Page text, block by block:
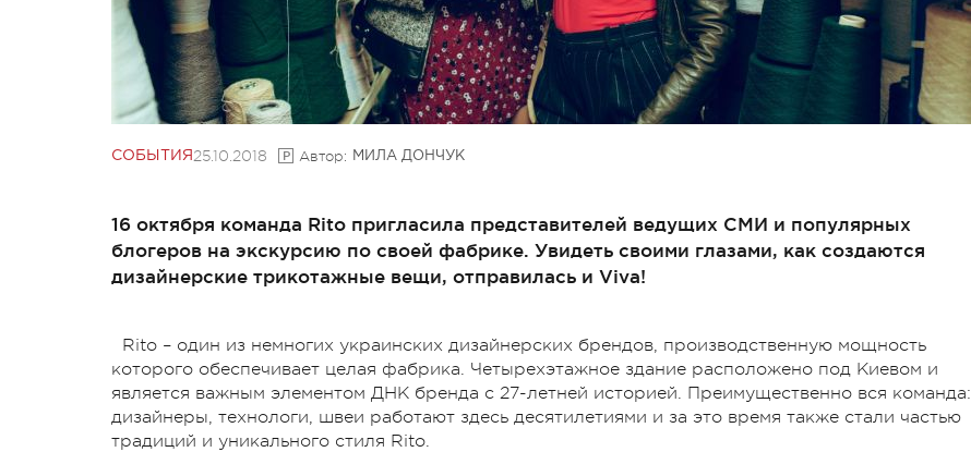
СОБЫТИЯ 25.10.2018 Автор: МИЛА ДОНЧУК
16 октября команда Rito пригласила представителей ведущих СМИ и популярных
блогеров на экскурсию по своей фабрике. Увидеть своими глазами, как создаются
дизайнерские трикотажные вещи, отправилась и Viva!
Rito – один из немногих украинских дизайнерских брендов, производственную мощность
которого обеспечивает целая фабрика. Четырехэтажное здание расположено под Киевом и
является важным элементом ДНК бренда с 27-летней историей. Преимущественно вся команда:
дизайнеры, технологи, швеи работают здесь десятилетиями и за это время также стали частью
традиций и уникального стиля Rito.